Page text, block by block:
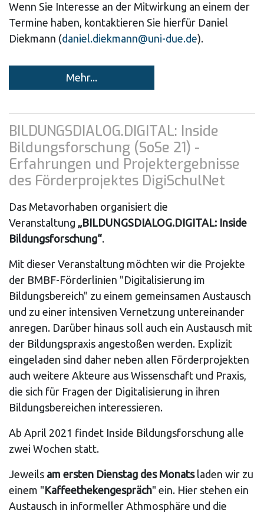
Wenn Sie Interesse an der Mitwirkung an einem der
Termine haben, kontaktieren Sie hierfür Daniel
Diekmann (daniel.diekmann@uni-due.de).
Mehr...
BILDUNGSDIALOG.DIGITAL: Inside
Bildungsforschung (SoSe 21) -
Erfahrungen und Projektergebnisse
des Förderprojektes DigiSchulNet
Das Metavorhaben organisiert die
Veranstaltung „BILDUNGSDIALOG.DIGITAL: Inside
Bildungsforschung“.
Mit dieser Veranstaltung möchten wir die Projekte
der BMBF-Förderlinien "Digitalisierung im
Bildungsbereich" zu einem gemeinsamen Austausch
und zu einer intensiven Vernetzung untereinander
anregen. Darüber hinaus soll auch ein Austausch mit
der Bildungspraxis angestoßen werden. Explizit
eingeladen sind daher neben allen Förderprojekten
auch weitere Akteure aus Wissenschaft und Praxis,
die sich für Fragen der Digitalisierung in ihren
Bildungsbereichen interessieren.
Ab April 2021 findet Inside Bildungsforschung alle
zwei Wochen statt.
Jeweils am ersten Dienstag des Monatsladen wir zu
einem "Kaffeethekengespräch" ein. Hier stehen ein
Austausch in informeller Athmosphäre und die